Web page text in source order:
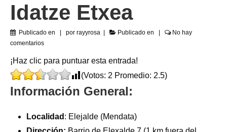
Idatze Etxea
Publicado en por rayyrosa Publicado en
No hay
comentarios
¡Haz clic para puntuar esta entrada!
(Votos: 2 Promedio: 2.5)
Información General:
Localidad : Elejalde (Mendata)